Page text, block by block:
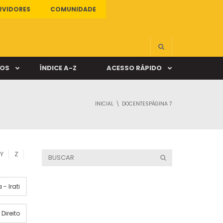
COMUNIDADE
ÍNDICE A-Z ACESSO RÁPIDO
INICIAL DOCENTESPÁGINA 7
Y Z
- Irati
Direito